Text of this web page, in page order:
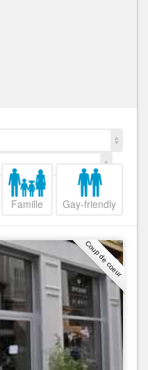
Famille Gay-friendly
Coup de coeur